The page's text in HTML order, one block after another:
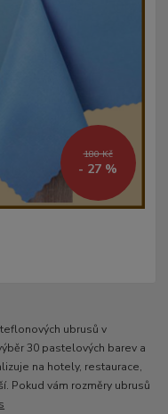
180 Kč
- 27 %
ubrusů v
30 pastelových barev a
na hotely, restaurace,
Pokud vám rozměry ubrusů